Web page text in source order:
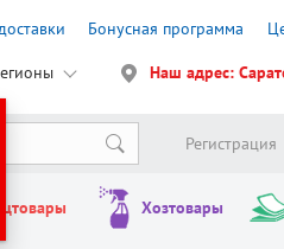
Бонусная программа
Наш адрес:
Регистрация
Хозтовары